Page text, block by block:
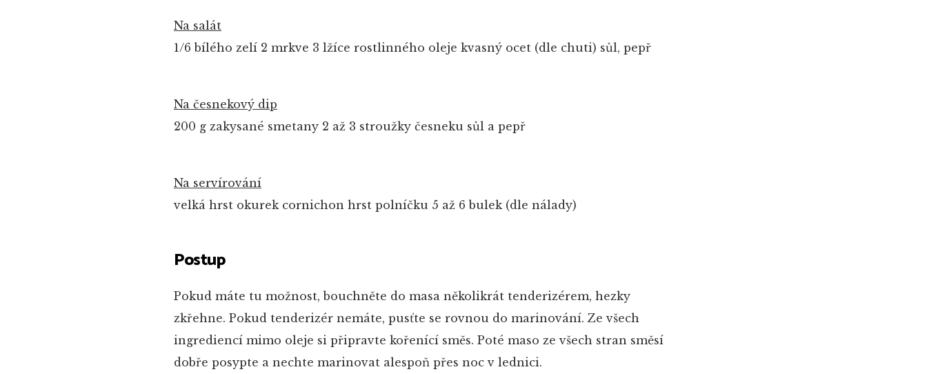
Na salát
1/6 bílého zelí 2 mrkve 3 lžíce rostlinného oleje kvasný ocet (dle chuti) sůl, pepř
Na česnekový dip
200 g zakysané smetany 2 až 3 stroužky česneku sůl a pepř
Na servírování
velká hrst okurek cornichon hrst polníčku 5 až 6 bulek (dle nálady)
Postup
Pokud máte tu možnost, bouchněte do masa několikrát tenderizérem, hezky
zkřehne. Pokud tenderizér nemáte, pusťte se rovnou do marinování. Ze všech
ingrediencí mimo oleje si připravte kořenící směs. Poté maso ze všech stran směsí
dobře posypte a nechte marinovat alespoň přes noc v lednici.